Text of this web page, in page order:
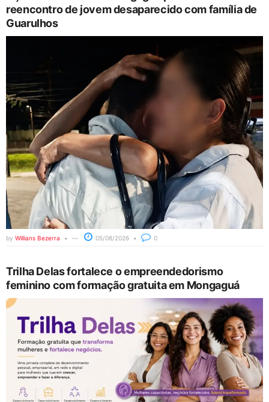
reencontro de jovem desaparecido com família de
Guarulhos
by Willians Bezerra 05/08/2026 0
Trilha Delas fortalece o empreendedorismo
feminino com formação gratuita em Mongaguá